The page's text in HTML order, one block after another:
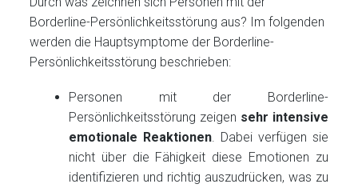
Borderline-Persönlichkeitsstörung aus? Im folgenden
werden die Hauptsymptome der Borderline-
Persönlichkeitsstörung beschrieben:
Personen mit der Borderline-
Persönlichkeitsstörung zeigen sehr intensive
emotionale Reaktionen. Dabei verfügen sie
nicht über die Fähigkeit diese Emotionen zu
identifizieren und richtig auszudrücken, was zu